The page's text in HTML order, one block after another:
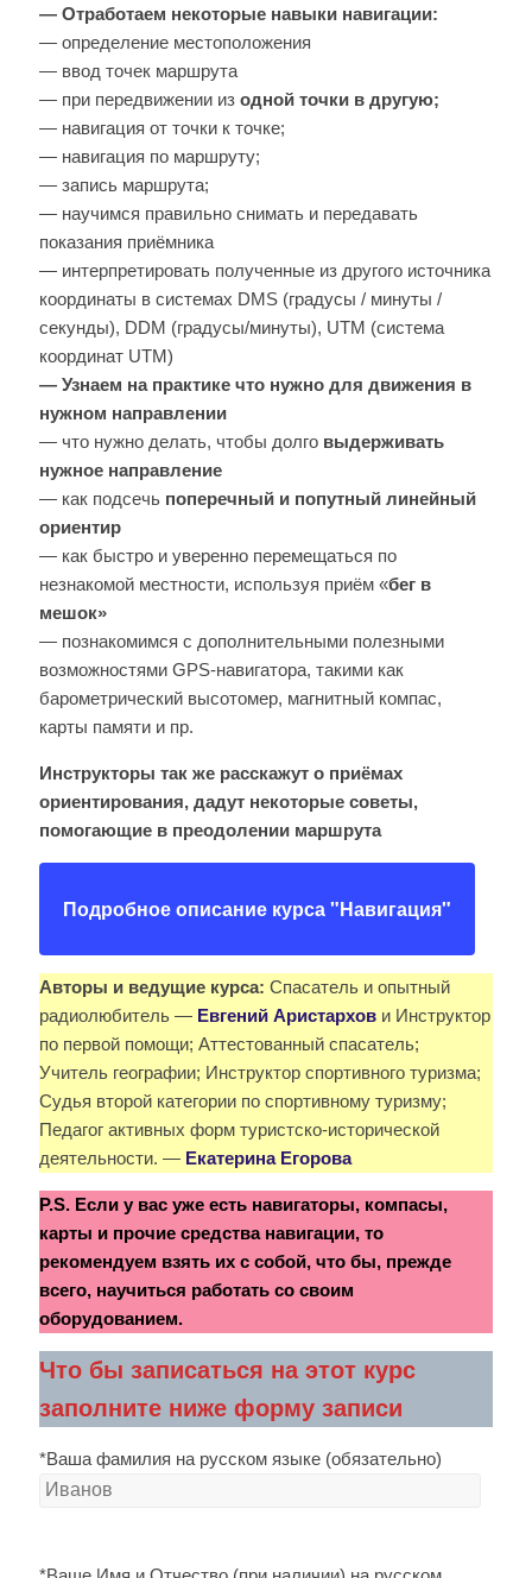
— Отработаем некоторые навыки навигации:
— определение местоположения
— ввод точек маршрута
— при передвижении изодной точки в другую;
— навигация от точки к точке;
— навигация по маршруту;
— запись маршрута;
— научимся правильно снимать и передавать
показания приёмника
— интерпретировать полученные из другого источника
координаты в системах DMS (градусы / минуты /
секунды), DDM (градусы/минуты), UTM (система
координат UTM)
— Узнаем на практике что нужно для движения в
нужном направлении
— что нужно делать, чтобы долго выдерживать
нужное направление
— как подсечь поперечный и попутный линейный
ориентир
— как быстро и уверенно перемещаться по
незнакомой местности, используя приём «бег в
мешок»
— познакомимся с дополнительными полезными
возможностями GPS-навигатора, такими как
барометрический высотомер, магнитный компас,
карты памяти и пр.
Инструкторы так же расскажут о приёмах
ориентирования, дадут некоторые советы,
помогающие в преодолении маршрута
Подробное описание курса "Навигация"
Авторы и ведущие курса:Спасатель и опытный
радиолюбитель — Евгений Аристархов и Инструктор
по первой помощи; Аттестованный спасатель;
Учитель географии; Инструктор спортивного туризма;
Судья второй категории по спортивному туризму;
Педагог активных форм туристско-исторической
деятельности. — Екатерина Егорова
P.S. Если у вас уже есть навигаторы, компасы,
карты и прочие средства навигации, то
рекомендуем взять их с собой, что бы, прежде
всего, научиться работать со своим
оборудованием.
Что бы записаться на этот курс
заполните ниже форму записи
*Ваша фамилия на русском языке (обязательно)